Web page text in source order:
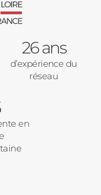
26 ans
d’expérience du
réseau
en